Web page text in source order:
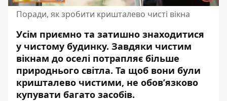
Поради, як зробити кришталево чисті вікна
Усім приємно та затишно знаходитися
у чистому будинку. Завдяки чистим
вікнам до оселі потрапляє більше
природнього світла. Та щоб вони були
кришталево чистими, не обов’язково
купувати багато засобів.